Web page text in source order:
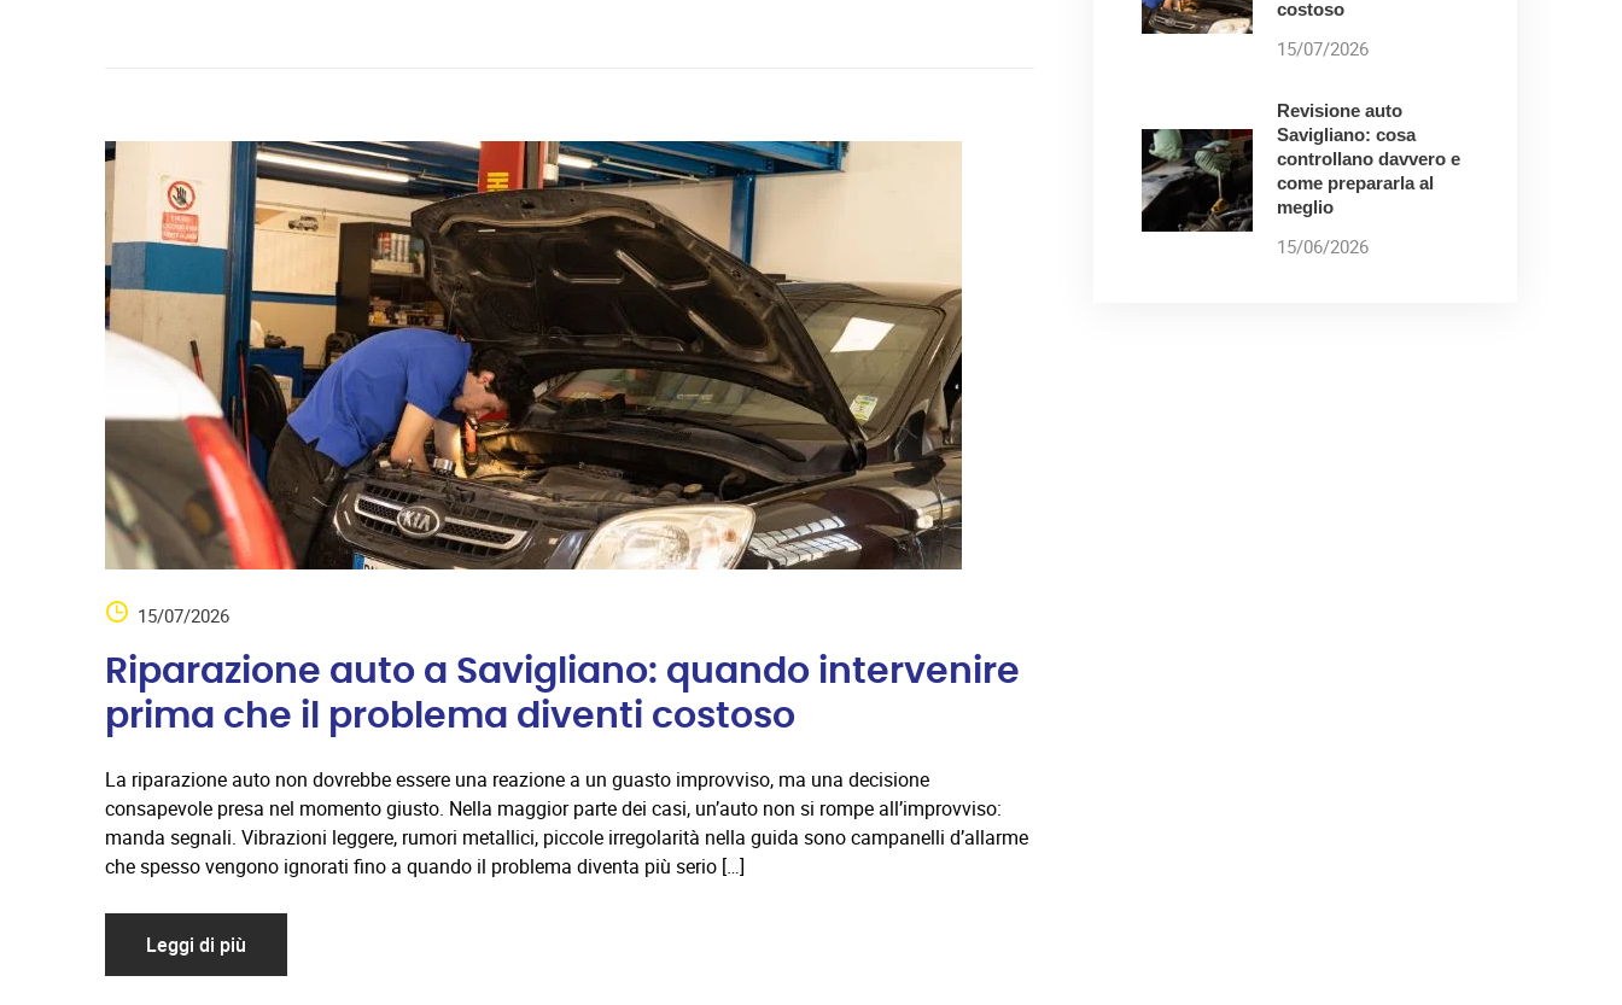
15/07/2026
Riparazione auto a Savigliano: quando intervenire
prima che il problema diventi costoso
La riparazione auto non dovrebbe essere una reazione a un guasto improvviso, ma una decisione
consapevole presa nel momento giusto. Nella maggior parte dei casi, un’auto non si rompe all’improvviso:
manda segnali. Vibrazioni leggere, rumori metallici, piccole irregolarità nella guida sono campanelli d’allarme
che spesso vengono ignorati fino a quando il problema diventa più serio […]
Leggi di più
costoso
15/07/2026
Revisione auto
Savigliano: cosa
controllano davvero e
come prepararla al
meglio
15/06/2026